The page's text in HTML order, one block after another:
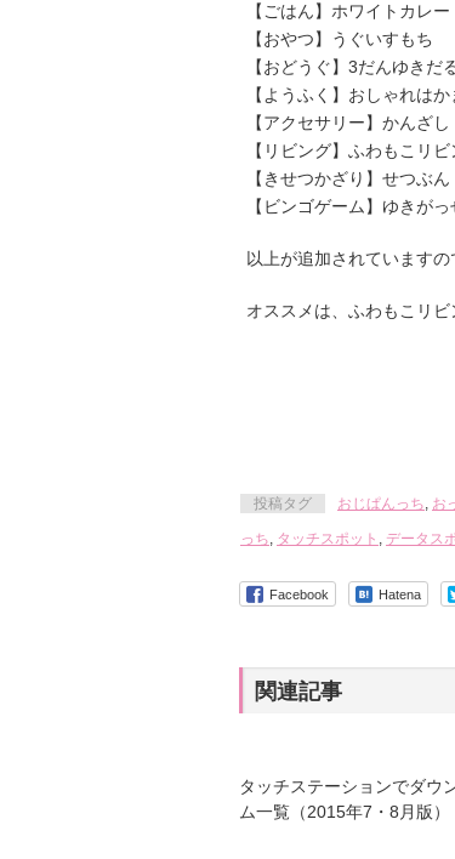
【ごはん】ホワイトカレ
【おやつ】うぐいすもち
【おどうぐ】3だんゆきだ
【ようふく】おしゃれはか
【アクセサリー】かんざし
【リビング】ふわもこリ
【きせつかざり】せつぶん
【ビンゴゲーム】ゆきがっ
以上が追加されています
オススメは、ふわもこリビ
投稿タグ おじぱんっち, お
っち, タッチスポット , データス
Facebook Hatena
関連記事
タッチステーションでダウ
ム一覧（2015年7・8月版）